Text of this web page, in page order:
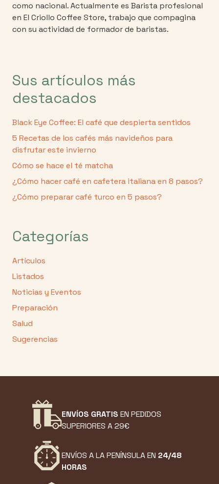
como nacional. Actualmente es Barista profesional
en El Criollo Coffee Store, trabajo que compagina
con su actividad de formador de baristas.
Sus artículos más
destacados
Black Eye Coffee: El café que despierta sentidos
5 Recetas de los cafés más navideños para
disfrutar este invierno
Cómo se hace el té matcha
¿Cómo hacer café en cafetera italiana en 8 pasos?
¿Cómo preparar café turco en 5 pasos?
Categorías
Artículos
Listados
Noticias y Eventos
Preparación
Salud
Sugerencias
ENVÍOS GRATIS EN PEDIDOS
SUPERIORES A 29€
ENVÍOS A LA PENÍNSULA EN 24/48
HORAS